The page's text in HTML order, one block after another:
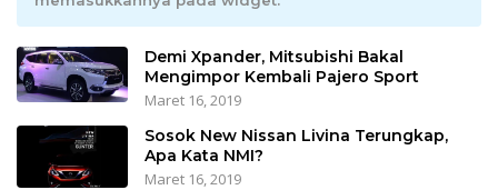
Demi Xpander, Mitsubishi Bakal
Mengimpor Kembali Pajero Sport
Maret 16, 2019
Sosok New Nissan Livina Terungkap,
Apa Kata NMI?
Maret 16, 2019